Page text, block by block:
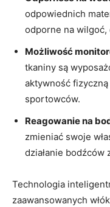
odpowiednich
odporne na
Możliwość
tkaniny są
aktywność
sportowców.
Reagowanie na
zmieniać swoje
działanie bodźców
Technologia
zaawansowanych